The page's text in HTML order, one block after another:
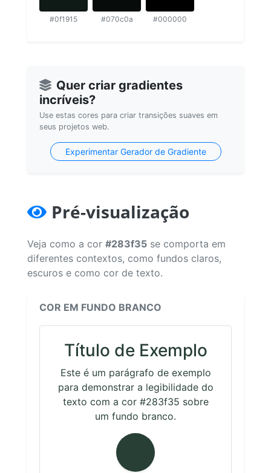
#0f1915 #070c0a #000000
Quer criar gradientes
incríveis?
Use estas cores para criar transições suaves em
seus projetos web.
Experimentar Gerador de Gradiente
Pré-visualização
Veja como a cor #283f35 se comporta em
diferentes contextos, como fundos claros,
escuros e como cor de texto.
COR EM FUNDO BRANCO
Título de Exemplo
Este é um parágrafo de exemplo
para demonstrar a legibilidade do
texto com a cor #283f35 sobre
um fundo branco.